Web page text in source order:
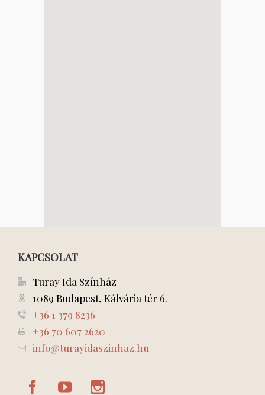
KAPCSOLAT
Turay Ida Színház
1089 Budapest, Kálvária tér 6.
+36 1 379 8236
+36 70 607 2620
info@turayidaszinhaz.hu